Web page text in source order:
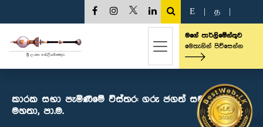
E த
මගේ පාර්ලිමේන්තුව
මෙතැනින් පිවිසෙන්න
කාරක සභා පැමිණීමේ විස්තර: ගරු ජගත් සමරවික්‍රම
මහතා, පා.ම.